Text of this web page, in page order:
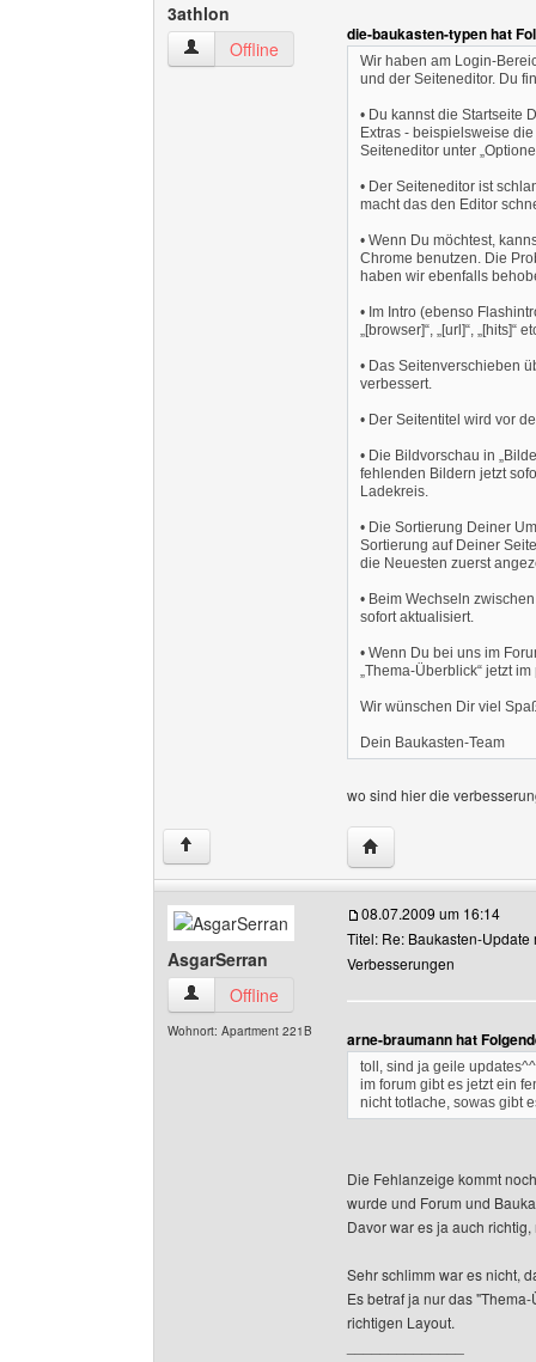
3athlon
3athlon Benutzer-Profile anzeigen
Offline
die-baukasten-typen hat
Wir haben am Login-
und der Seiteneditor. Du
• Du kannst die Startseite
Extras - beispielsweise
Seiteneditor unter
• Der Seiteneditor ist
macht das den Editor
• Wenn Du möchtest,
Chrome benutzen. Die
haben wir ebenfalls
• Im Intro (ebenso
„[browser]“, „[url]“, „[hits]“
• Das Seitenverschieben
verbessert.
• Der Seitentitel wird vor
• Die Bildvorschau in
fehlenden Bildern jetzt
Ladekreis.
• Die Sortierung Deiner
Sortierung auf Deiner
die Neuesten zuerst
• Beim Wechseln
sofort aktualisiert.
• Wenn Du bei uns im
„Thema-Überblick“ jetzt
Wir wünschen Dir viel
Dein Baukasten-Team
wo sind hier die
↑ Website dieses
AsgarSerran
AsgarSerran Benutzer-Profile anzeigen
Offline
Wohnort: Apartment 221B
08.07.2009 um 16:14
Titel: Re: Baukasten-Update
Verbesserungen
arne-braumann hat
toll, sind ja geile updates^^
im forum gibt es jetzt ein
nicht totlache, sowas gibt
Die Fehlanzeige kommt
wurde und Forum und
Davor war es ja auch
Sehr schlimm war es nicht,
Es betraf ja nur das
richtigen Layout.